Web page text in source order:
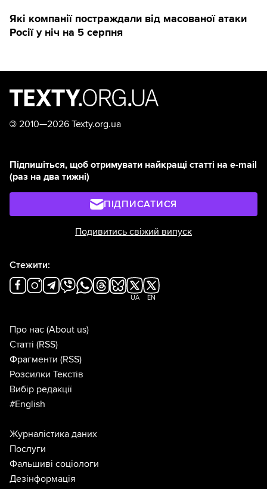
Які компанії постраждали від масованої атаки
Росії у ніч на 5 серпня
© 2010—2026 Texty.org.ua
Підпишіться, щоб отримувати найкращі статті на e-mail
(раз на два тижні)
ПІДПИСАТИСЯ
Подивитись свіжий випуск
Стежити:
UA EN
Про нас (About us)
Статті (RSS)
Фрагменти (RSS)
Розсилки Текстів
Вибір редакції
#English
Журналістика даних
Послуги
Фальшиві соціологи
Дезінформація